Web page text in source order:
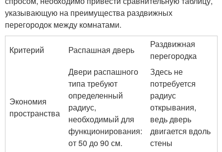
указывающую на преимущества раздвижных
перегородок между комнатами.
Критерий Распашная дверь
Раздвижная
перегородка
Экономия
пространства
Двери распашного
типа требуют
определенный
радиус,
необходимый для
функционирования:
от 50 до 90 см.
Здесь не
потребуется
радиус
открывания,
ведь дверь
двигается вдоль
стены